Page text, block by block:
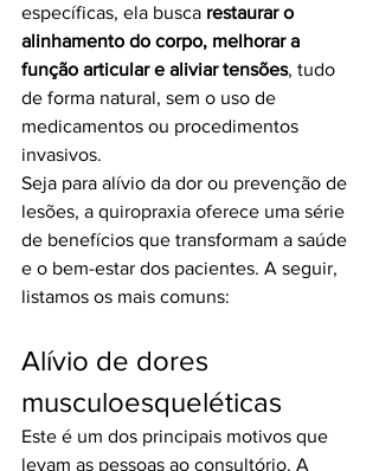
específicas, ela busca restaurar o
alinhamento do corpo, melhorar a
função articular e aliviar tensões, tudo
de forma natural, sem o uso de
medicamentos ou procedimentos
invasivos.
Seja para alívio da dor ou prevenção de
lesões, a quiropraxia oferece uma série
de benefícios que transformam a saúde
e o bem-estar dos pacientes. A seguir,
listamos os mais comuns:
Alívio de dores
musculoesqueléticas
Este é um dos principais motivos que
levam as pessoas ao consultório. A